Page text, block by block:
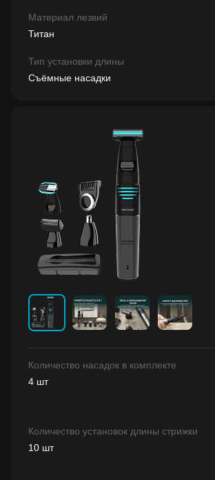
Материал лезвий
Титан
Тип установки длины
Съёмные насадки
Количество насадок в комплекте
4 шт
Количество установок длины стрижки
10 шт